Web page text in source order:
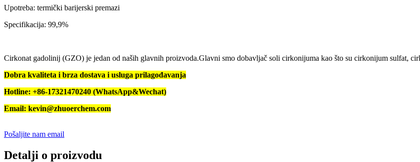
Upotreba: termički barijerski premazi
Specifikacija: 99,9%
Cirkonat gadolinij (GZO) je jedan od naših glavnih proizvoda.Glavni smo dobavljač soli cirkonijuma kao što su cirkonijum sulfat,
Dobra kvaliteta i brza dostava i usluga prilagođavanja
Hotline: +86-17321470240 (WhatsApp&Wechat)
Email: kevin@zhuoerchem.com
Pošaljite nam email
Detalji o proizvodu